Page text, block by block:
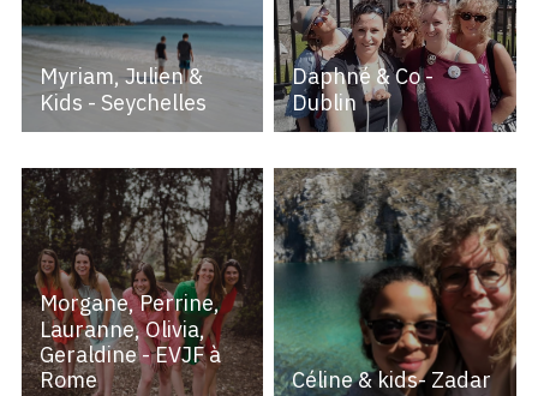
Myriam, Julien &
Kids - Seychelles
Daphné & Co -
Dublin
Morgane, Perrine,
Lauranne, Olivia,
Geraldine - EVJF à
Rome
Céline & kids- Zadar